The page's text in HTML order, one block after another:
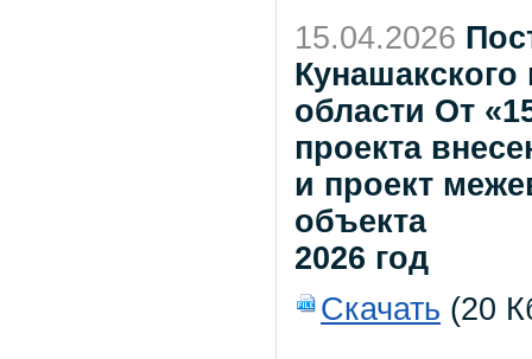
15.04.2026
области От
проекта
и проект
объекта
2026 год
Скачать (20